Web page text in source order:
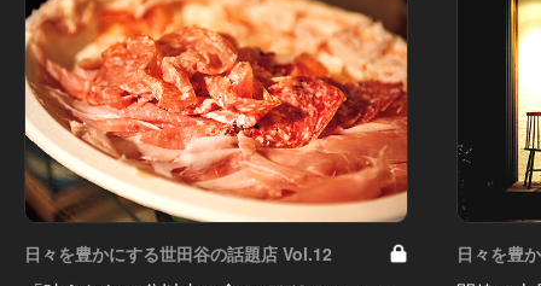
日々を豊かにする世田谷の話題店 Vol.12 日々を豊